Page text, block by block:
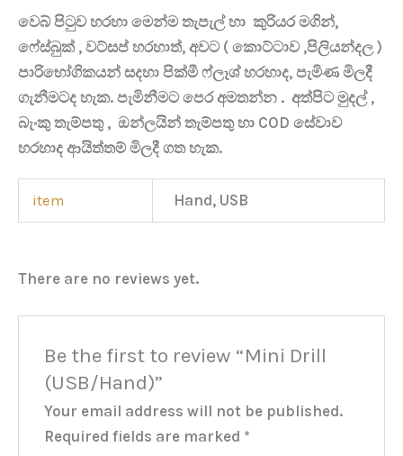
වෙබ් පිටුව හරහා මෙන්ම තැපැල් හා කුරියර මගින්,
ෆේස්බුක් , වට්සප් හරහාත්, අවට ( කොට්ටාව ,පිලියන්දල )
පාරිභෝගිකයන් සදහා පික්මී ෆ්ලෑශ් හරහාද, පැමිණ මිලදී
ගැනීමටද හැක. පැමිනීමට පෙර අමතන්න . අත්පිට මුදල් ,
බැංකු තැම්පතු , ඔන්ලයින් තැම්පතු හා COD සේවාව
හරහාද ආයිත්තම් මිලදී ගත හැක.
item Hand, USB
There are no reviews yet.
Be the first to review “Mini Drill
(USB/Hand)”
Your email address will not be published.
Required fields are marked *